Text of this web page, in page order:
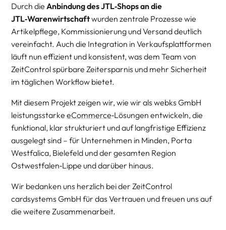
Durch die Anbindung des JTL‑Shops an die
JTL‑Warenwirtschaftwurden zentrale Prozesse wie
Artikelpflege, Kommissionierung und Versand deutlich
vereinfacht. Auch die Integration in Verkaufsplattformen
läuft nun effizient und konsistent, was dem Team von
ZeitControl spürbare Zeitersparnis und mehr Sicherheit
im täglichen Workflow bietet.
Mit diesem Projekt zeigen wir, wie wir als webks GmbH
leistungsstarkeeCommerce‑Lösungen entwickeln, die
funktional, klar strukturiert und auf langfristige Effizienz
ausgelegt sind – für Unternehmen in Minden, Porta
Westfalica, Bielefeld und der gesamten Region
Ostwestfalen‑Lippe und darüber hinaus.
Wir bedanken uns herzlich bei der ZeitControl
cardsystems GmbH für das Vertrauen und freuen uns auf
die weitere Zusammenarbeit.